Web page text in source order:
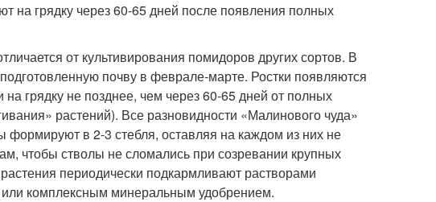
на грядку через 60-65 дней после появления полных
от культивирования помидоров других сортов. В
почву в феврале-марте. Ростки появляются
грядку не позднее, чем через 60-65 дней от полных
растений). Все разновидности «Малинового чуда»
формируют в 2-3 стебля, оставляя на каждом из них не
чтобы стволы не сломались при созревании крупных
периодически подкармливают растворами
комплексным минеральным удобрением.